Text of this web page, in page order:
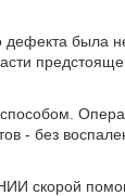
была
- без
скорой